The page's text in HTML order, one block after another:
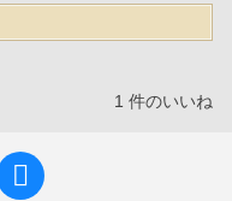
1 件のいいね